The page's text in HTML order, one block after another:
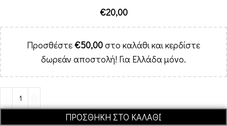
€20,00
Προσθέστε€50,00στο καλάθι και κερδίστε
δωρεάν αποστολή! Για Ελλάδα μόνο.
ΠΡΟΣΘΉΚΗ ΣΤΟ ΚΑΛΆΘΙ